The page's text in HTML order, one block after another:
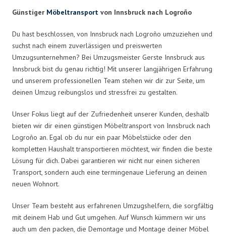
Günstiger Möbeltransport von Innsbruck nach Logroño
Du hast beschlossen, von Innsbruck nach Logroño umzuziehen und
suchst nach einem zuverlässigen und preiswerten
Umzugsunternehmen? Bei Umzugsmeister Gerste Innsbruck aus
Innsbruck bist du genau richtig! Mit unserer langjährigen Erfahrung
und unserem professionellen Team stehen wir dir zur Seite, um
deinen Umzug reibungslos und stressfrei zu gestalten.
Unser Fokus liegt auf der Zufriedenheit unserer Kunden, deshalb
bieten wir dir einen günstigen Möbeltransport von Innsbruck nach
Logroño an. Egal ob du nur ein paar Möbelstücke oder den
kompletten Haushalt transportieren möchtest, wir finden die beste
Lösung für dich. Dabei garantieren wir nicht nur einen sicheren
Transport, sondern auch eine termingenaue Lieferung an deinen
neuen Wohnort.
Unser Team besteht aus erfahrenen Umzugshelfern, die sorgfältig
mit deinem Hab und Gut umgehen. Auf Wunsch kümmern wir uns
auch um den packen, die Demontage und Montage deiner Möbel